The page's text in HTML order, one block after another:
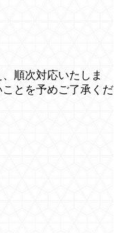
順次対応いたしま
とを予めご了承くだ